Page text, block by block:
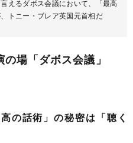
えるダボス会議において、「最高
トニー・ブレア英国元首相だ
場「ダボス会議」
の話術」の秘密は「聴く